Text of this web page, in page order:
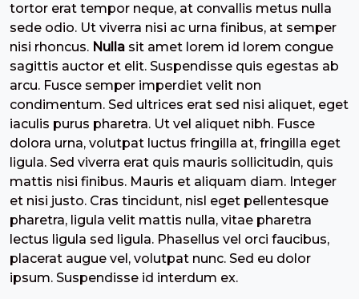
tortor erat tempor neque, at convallis metus nulla
sede odio. Ut viverra nisi ac urna finibus, at semper
nisi rhoncus. Nulla sit amet lorem id lorem congue
sagittis auctor et elit. Suspendisse quis egestas ab
arcu. Fusce semper imperdiet velit non
condimentum. Sed ultrices erat sed nisi aliquet, eget
iaculis purus pharetra. Ut vel aliquet nibh. Fusce
dolora urna, volutpat luctus fringilla at, fringilla eget
ligula. Sed viverra erat quis mauris sollicitudin, quis
mattis nisi finibus. Mauris et aliquam diam. Integer
et nisi justo. Cras tincidunt, nisl eget pellentesque
pharetra, ligula velit mattis nulla, vitae pharetra
lectus ligula sed ligula. Phasellus vel orci faucibus,
placerat augue vel, volutpat nunc. Sed eu dolor
ipsum. Suspendisse id interdum ex.